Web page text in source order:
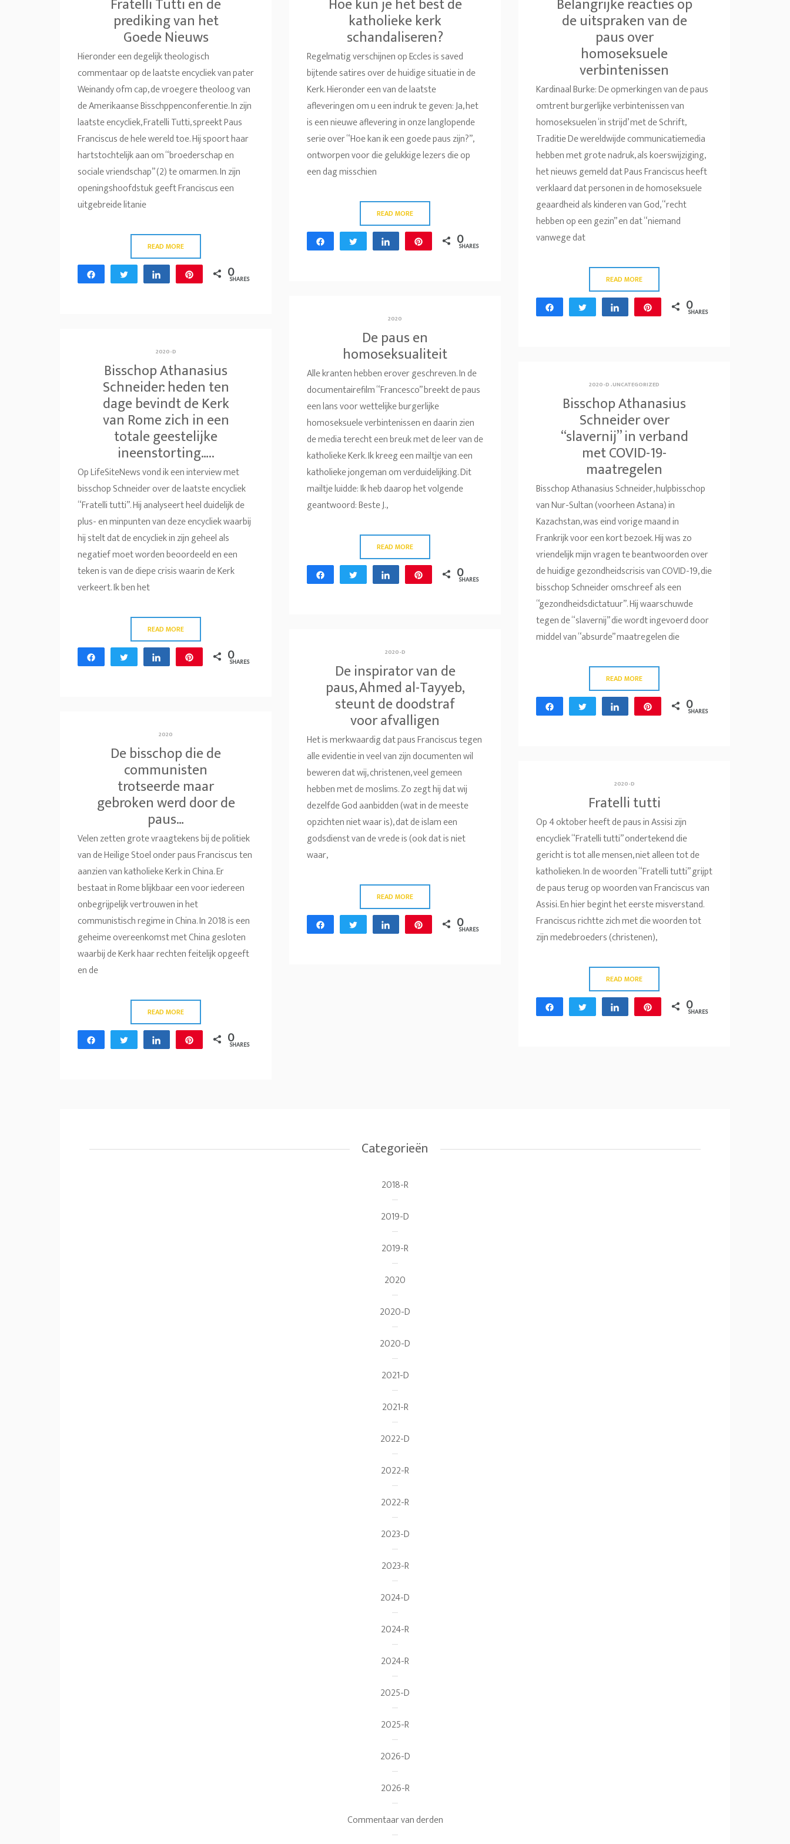
Fratelli Tutti en de
prediking van het
Goede Nieuws
Hieronder een degelijk theologisch
commentaar op de laatste encycliek van pater
Weinandy ofm cap, de vroegere theoloog van
de Amerikaanse Bisschppenconferentie. In zijn
laatste encycliek, Fratelli Tutti, spreekt Paus
Franciscus de hele wereld toe. Hij spoort haar
hartstochtelijk aan om “broederschap en
sociale vriendschap” (2) te omarmen. In zijn
openingshoofdstuk geeft Franciscus een
uitgebreide litanie
READ MORE
Share Tweet Share Pin 0
SHARES
Hoe kun je het best de
katholieke kerk
schandaliseren?
Regelmatig verschijnen op Eccles is saved
bijtende satires over de huidige situatie in de
Kerk. Hieronder een van de laatste
afleveringen om u een indruk te geven: Ja, het
is een nieuwe aflevering in onze langlopende
serie over “Hoe kan ik een goede paus zijn?”,
ontworpen voor die gelukkige lezers die op
een dag misschien
READ MORE
Share Tweet Share Pin 0
SHARES
Belangrijke reacties op
de uitspraken van de
paus over
homoseksuele
verbintenissen
Kardinaal Burke: De opmerkingen van de paus
omtrent burgerlijke verbintenissen van
homoseksuelen ‘in strijd’ met de Schrift,
Traditie De wereldwijde communicatiemedia
hebben met grote nadruk, als koerswijziging,
het nieuws gemeld dat Paus Franciscus heeft
verklaard dat personen in de homoseksuele
geaardheid als kinderen van God, “recht
hebben op een gezin” en dat “niemand
vanwege dat
READ MORE
Share Tweet Share Pin 0
SHARES
2020
De paus en
homoseksualiteit
Alle kranten hebben erover geschreven. In de
documentairefilm “Francesco” breekt de paus
een lans voor wettelijke burgerlijke
homoseksuele verbintenissen en daarin zien
de media terecht een breuk met de leer van de
katholieke Kerk. Ik kreeg een mailtje van een
katholieke jongeman om verduidelijking. Dit
mailtje luidde: Ik heb daarop het volgende
geantwoord: Beste J.,
READ MORE
Share Tweet Share Pin 0
SHARES
2020-D
Bisschop Athanasius
Schneider: heden ten
dage bevindt de Kerk
van Rome zich in een
totale geestelijke
ineenstorting…..
Op LifeSiteNews vond ik een interview met
bisschop Schneider over de laatste encycliek
“Fratelli tutti”. Hij analyseert heel duidelijk de
plus- en minpunten van deze encycliek waarbij
hij stelt dat de encycliek in zijn geheel als
negatief moet worden beoordeeld en een
teken is van de diepe crisis waarin de Kerk
verkeert. Ik ben het
READ MORE
Share Tweet Share Pin 0
SHARES
2020-D.UNCATEGORIZED
Bisschop Athanasius
Schneider over
“slavernij” in verband
met COVID-19-
maatregelen
Bisschop Athanasius Schneider, hulpbisschop
van Nur-Sultan (voorheen Astana) in
Kazachstan, was eind vorige maand in
Frankrijk voor een kort bezoek. Hij was zo
vriendelijk mijn vragen te beantwoorden over
de huidige gezondheidscrisis van COVID-19, die
bisschop Schneider omschreef als een
“gezondheidsdictatuur”. Hij waarschuwde
tegen de “slavernij” die wordt ingevoerd door
middel van “absurde” maatregelen die
READ MORE
Share Tweet Share Pin 0
SHARES
2020-D
De inspirator van de
paus, Ahmed al-Tayyeb,
steunt de doodstraf
voor afvalligen
Het is merkwaardig dat paus Franciscus tegen
alle evidentie in veel van zijn documenten wil
beweren dat wij, christenen, veel gemeen
hebben met de moslims. Zo zegt hij dat wij
dezelfde God aanbidden (wat in de meeste
opzichten niet waar is), dat de islam een
godsdienst van de vrede is (ook dat is niet
waar,
READ MORE
Share Tweet Share Pin 0
SHARES
2020
De bisschop die de
communisten
trotseerde maar
gebroken werd door de
paus…
Velen zetten grote vraagtekens bij de politiek
van de Heilige Stoel onder paus Franciscus ten
aanzien van katholieke Kerk in China. Er
bestaat in Rome blijkbaar een voor iedereen
onbegrijpelijk vertrouwen in het
communistisch regime in China. In 2018 is een
geheime overeenkomst met China gesloten
waarbij de Kerk haar rechten feitelijk opgeeft
en de
READ MORE
Share Tweet Share Pin 0
SHARES
2020-D
Fratelli tutti
Op 4 oktober heeft de paus in Assisi zijn
encycliek “Fratelli tutti” ondertekend die
gericht is tot alle mensen, niet alleen tot de
katholieken. In de woorden “Fratelli tutti” grijpt
de paus terug op woorden van Franciscus van
Assisi. En hier begint het eerste misverstand.
Franciscus richtte zich met die woorden tot
zijn medebroeders (christenen),
READ MORE
Share Tweet Share Pin 0
SHARES
Categorieën
2018-R
2019-D
2019-R
2020
2020-D
2020-D
2021-D
2021-R
2022-D
2022-R
2022-R
2023-D
2023-R
2024-D
2024-R
2024-R
2025-D
2025-R
2026-D
2026-R
Commentaar van derden